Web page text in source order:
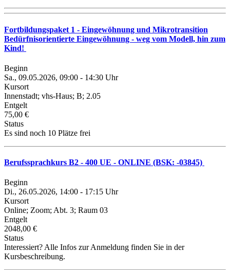
Fortbildungspaket 1 - Eingewöhnung und Mikrotransition
Bedürfnisorientierte Eingewöhnung - weg vom Modell, hin zum
Kind!
Beginn
Sa., 09.05.2026, 09:00 - 14:30 Uhr
Kursort
Innenstadt; vhs-Haus; B; 2.05
Entgelt
75,00 €
Status
Es sind noch 10 Plätze frei
Berufssprachkurs B2 - 400 UE - ONLINE (BSK: -03845)
Beginn
Di., 26.05.2026, 14:00 - 17:15 Uhr
Kursort
Online; Zoom; Abt. 3; Raum 03
Entgelt
2048,00 €
Status
Interessiert? Alle Infos zur Anmeldung finden Sie in der
Kursbeschreibung.